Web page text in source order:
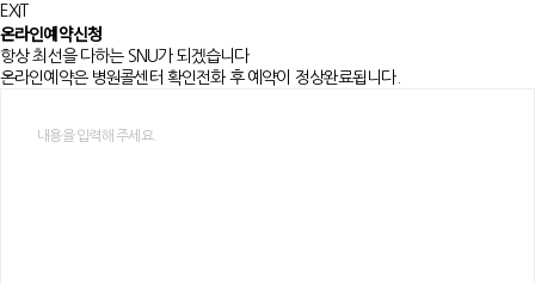
EXIT
온라인예약신청
항상 최선을 다하는 SNU가 되겠습니다
온라인예약은 병원콜센터 확인전화 후 예약이 정상완료됩니다.